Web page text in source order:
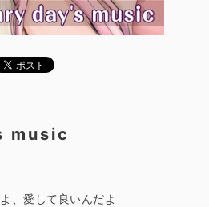
music
、愛して良いんだよ